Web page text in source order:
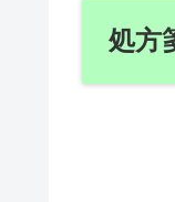
処方